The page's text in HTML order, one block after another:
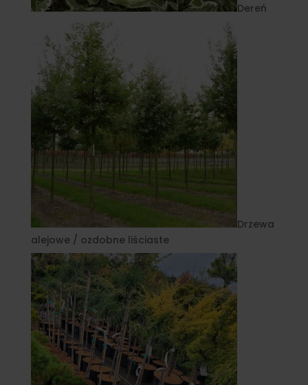
Dereń
Drzewa
alejowe / ozdobne liściaste